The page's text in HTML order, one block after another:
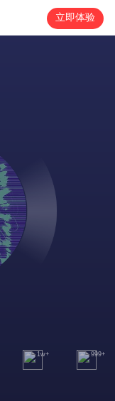
立即体验
1w+ 999+